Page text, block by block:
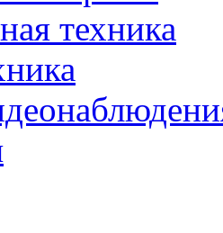
техника